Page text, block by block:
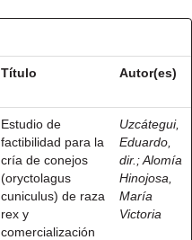
Título Autor(es)
Estudio de
factibilidad para la
cría de conejos
(oryctolagus
cuniculus) de raza
rex y
comercialización
Uzcátegui,
Eduardo,
dir. ;Alomía
Hinojosa,
María
Victoria